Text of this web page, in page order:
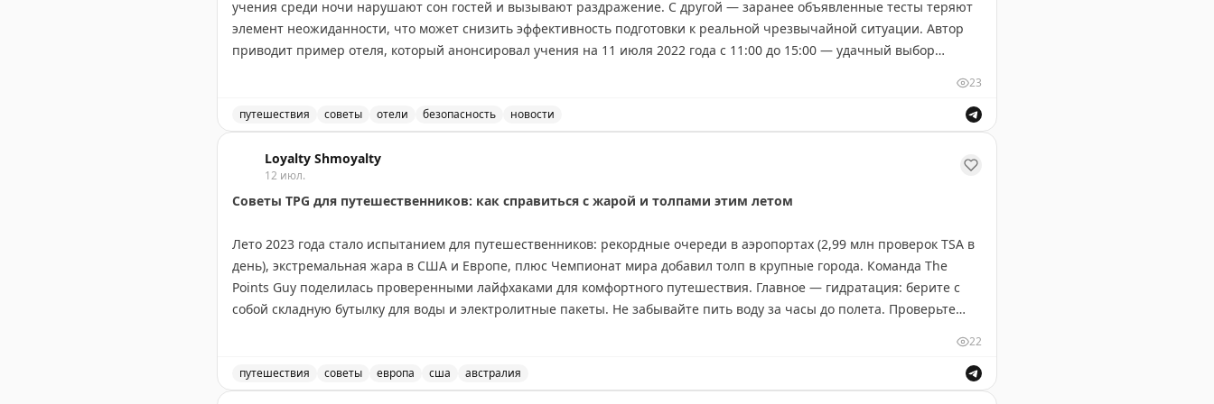
Gary Leff|View from the Wing
учения среди ночи нарушают сон гостей и вызывают раздражение. С другой — заранее объявленные тесты теряют
элемент неожиданности, что может снизить эффективность подготовки к реальной чрезвычайной ситуации. Автор
приводит пример отеля, который анонсировал учения на 11 июля 2022 года с 11:00 до 15:00 — удачный выбор
ситуации. Вопрос остается открытым: как найти баланс между комфортом гостей и эффективностью подготовки к
реальной опасности?
The Gate with Brian Cohen
23
путешествия советы отели безопасность новости
Loyalty Shmoyalty
12 июл.
Советы TPG для путешественников: как справиться с жарой и толпами этим летом
Лето 2023 года стало испытанием для путешественников: рекордные очереди в аэропортах (2,99 млн проверок TSA в
день), экстремальная жара в США и Европе, плюс Чемпионат мира добавил толп в крупные города. Команда The
Points Guy поделилась проверенными лайфхаками для комфортного путешествия. Главное — гидратация: берите с
собой складную бутылку для воды и электролитные пакеты. Не забывайте пить воду за часы до полета. Проверьте
эффективные помощники. Перед бронированием отеля обязательно проверьте наличие кондиционера. И помните:
если жара невыносима, можно улететь в Австралию, где сейчас зима.
22
путешествия советы европа сша австралия